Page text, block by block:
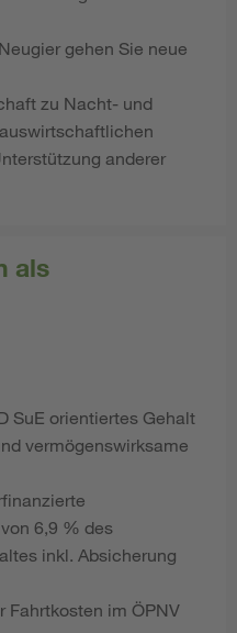
gehen Sie neue
zu Nacht- und
anderer
als
SuE orientiertes Gehalt
vermögenswirksame
6,9 % des
inkl. Absicherung
Fahrtkosten im ÖPNV